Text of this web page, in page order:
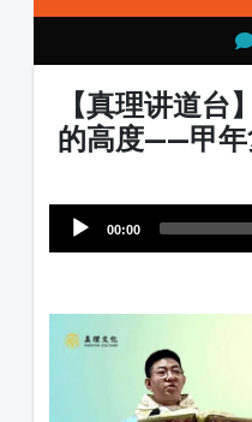
【真理讲道台
的高度——甲年
Player
00:00